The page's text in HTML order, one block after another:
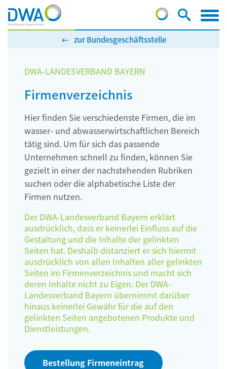
zur Bundesgeschäftsstelle
DWA-LANDESVERBAND BAYERN
Firmenverzeichnis
Hier finden Sie verschiedenste Firmen, die im
wasser- und abwasserwirtschaftlichen Bereich
tätig sind. Um für sich das passende
Unternehmen schnell zu finden, können Sie
gezielt in einer der nachstehenden Rubriken
suchen oder die alphabetische Liste der
Firmen nutzen.
Der DWA-Landesverband Bayern erklärt
ausdrücklich, dass er keinerlei Einfluss auf die
Gestaltung und die Inhalte der gelinkten
Seiten hat. Deshalb distanziert er sich hiermit
ausdrücklich von allen Inhalten aller gelinkten
Seiten im Firmenverzeichnis und macht sich
deren Inhalte nicht zu Eigen. Der DWA-
Landesverband Bayern übernimmt darüber
hinaus keinerlei Gewähr für die auf den
gelinkten Seiten angebotenen Produkte und
Dienstleistungen.
Bestellung Firmeneintrag